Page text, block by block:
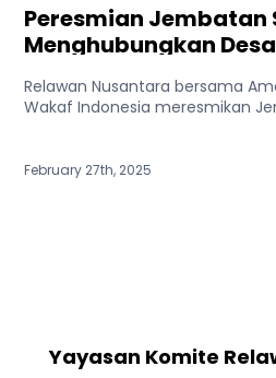
Peresmian Jembatan
Menghubungkan
Relawan Nusantara bersama
Wakaf Indonesia meresmikan
February 27th, 2025
Yayasan Komite